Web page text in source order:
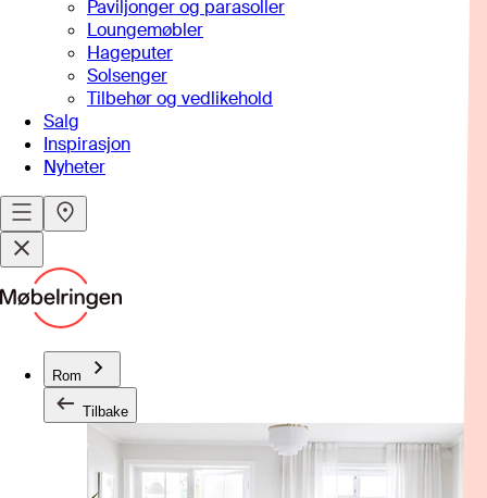
Paviljonger og parasoller
Loungemøbler
Hageputer
Solsenger
Tilbehør og vedlikehold
Salg
Inspirasjon
Nyheter
Rom
Tilbake